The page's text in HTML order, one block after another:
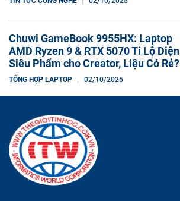
Chuwi GameBook 9955HX: Laptop
AMD Ryzen 9 & RTX 5070 Ti Lộ Diện
Siêu Phẩm cho Creator, Liệu Có Rẻ?
TỔNG HỢP LAPTOP 02/10/2025